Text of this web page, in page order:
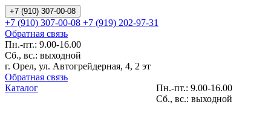
+7 (910) 307-00-08
+7 (910) 307-00-08 +7 (919) 202-97-31
Обратная связь
Пн.-пт.: 9.00-16.00
Сб., вс.: выходной
г. Орел, ул. Автогрейдерная, 4, 2 эт
Обратная связь
Пн.-пт.: 9.00-16.00
Сб., вс.: выходной
Каталог